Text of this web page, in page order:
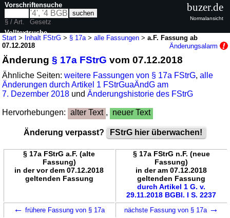
Start > Inhalt FStrG > § 17a >alle Fassungen >a.F. Fassung ab
07.12.2018
Änderungsalarm
Änderung§ 17a FStrG vom 07.12.2018
Ähnliche Seiten:weitere Fassungen von § 17a FStrG,alle
Änderungen durch Artikel 1 FStrGuaÄndG am
7. Dezember 2018 undÄnderungshistorie des FStrG
Hervorhebungen: alter Text , neuer Text
Änderung verpasst? FStrG hier überwachen!
§ 17a FStrG a.F. (alte
Fassung)
in der vor dem 07.12.2018
geltenden Fassung
§ 17a FStrG n.F. (neue
Fassung)
in der am 07.12.2018
geltenden Fassung
durch Artikel 1 G. v.
29.11.2018 BGBl. I S. 2237
← frühere Fassung von § 17a nächste Fassung von § 17a →
Vorschriftensuche
§ / Art.
Gesetz
Volltextsuche
buzer.de
Normalansicht